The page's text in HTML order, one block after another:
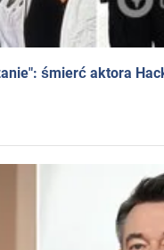
śmierć aktora